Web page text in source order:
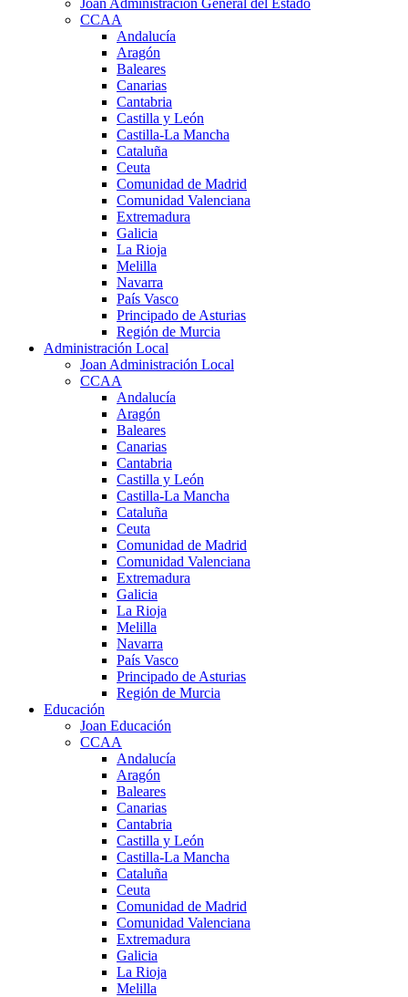
CCAA
Andalucía
Aragón
Baleares
Canarias
Cantabria
Castilla y León
Castilla-La Mancha
Cataluña
Ceuta
Comunidad de Madrid
Comunidad Valenciana
Extremadura
Galicia
La Rioja
Melilla
Navarra
País Vasco
Principado de Asturias
Región de Murcia
Administración Local
Joan Administración Local
CCAA
Andalucía
Aragón
Baleares
Canarias
Cantabria
Castilla y León
Castilla-La Mancha
Cataluña
Ceuta
Comunidad de Madrid
Comunidad Valenciana
Extremadura
Galicia
La Rioja
Melilla
Navarra
País Vasco
Principado de Asturias
Región de Murcia
Educación
Joan Educación
CCAA
Andalucía
Aragón
Baleares
Canarias
Cantabria
Castilla y León
Castilla-La Mancha
Cataluña
Ceuta
Comunidad de Madrid
Comunidad Valenciana
Extremadura
Galicia
La Rioja
Melilla